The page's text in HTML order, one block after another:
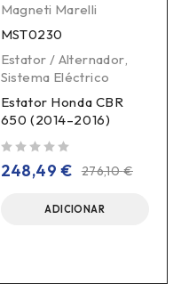
Magneti Marelli
MST0230
Estator / Alternador
Sistema Eléctrico
Estator Honda CBR
650 (2014–2016)
276,10€
248,49€
ADICIONAR